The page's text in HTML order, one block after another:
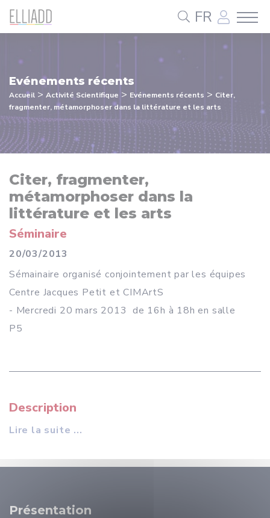
FR
Evénements récents
Accueil > Activité Scientifique > Evénements récents > Citer,
fragmenter, métamorphoser dans la littérature et les arts
Citer, fragmenter,
métamorphoser dans la
littérature et les arts
Séminaire
20/03/2013
Sémainaire organisé conjointement par les équipes
Centre Jacques Petit et CIMArtS
- Mercredi 20 mars 2013 de 16h à 18h en salle
P5
Description
Lire la suite ...
Présentation
Panneau de gestion des cookies